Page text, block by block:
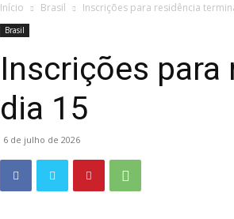
Início Brasil Inscrições para residência
Brasil
Inscrições
dia 15
6 de julho de 2026